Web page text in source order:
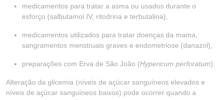
medicamentos para tratar a asma ou usados durante o
esforço (salbutamol IV, ritodrina e terbutalina),
medicamentos utilizados para tratar doenças da mama,
sangramentos menstruais graves e endometriose (danazol),
preparações com Erva de São João (Hypericum perforatum).
Alteração da glicemia (níveis de açúcar sanguíneos elevados e
níveis de açúcar sanguíneos baixos) pode ocorrer quando a